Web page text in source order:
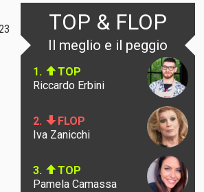
TOP & FLOP
Il meglio e il peggio
1.
TOP
Riccardo Erbini
2.
FLOP
Iva Zanicchi
3.
TOP
Pamela Camassa